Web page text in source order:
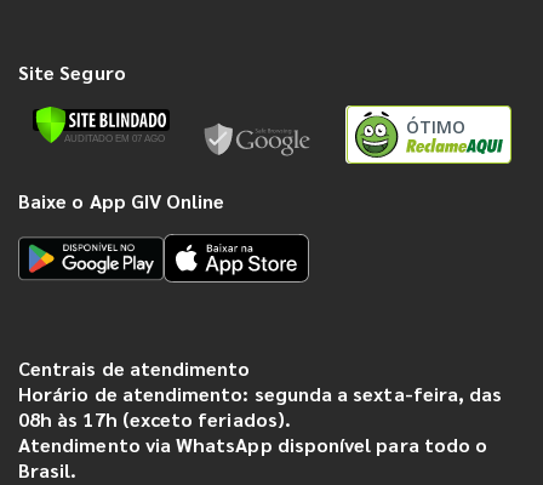
Site Seguro
ÓTIMO
Baixe o App GIV Online
Centrais de atendimento
Horário de atendimento: segunda a sexta-feira, das
08h às 17h (exceto feriados).
Atendimento via WhatsApp disponível para todo o
Brasil.